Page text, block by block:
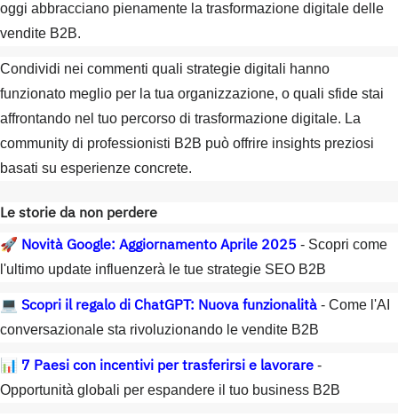
oggi abbracciano pienamente la trasformazione digitale delle
vendite B2B.
Condividi nei commenti quali strategie digitali hanno
funzionato meglio per la tua organizzazione, o quali sfide stai
affrontando nel tuo percorso di trasformazione digitale. La
community di professionisti B2B può offrire insights preziosi
basati su esperienze concrete.
Le storie da non perdere
🚀 Novità Google: Aggiornamento Aprile 2025 - Scopri come
l'ultimo update influenzerà le tue strategie SEO B2B
💻 Scopri il regalo di ChatGPT: Nuova funzionalità - Come l'AI
conversazionale sta rivoluzionando le vendite B2B
📊 7 Paesi con incentivi per trasferirsi e lavorare -
Opportunità globali per espandere il tuo business B2B